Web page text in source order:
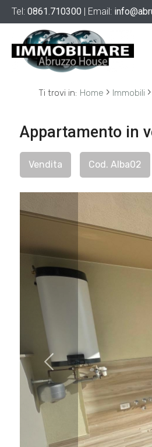
Tel: 0861.710300 | Email:
Ti trovi in: Home › Immobili ›
Appartamento in
Vendita Cod. Alba02
HOME
CHI
SIAMO
IMMOBILI
SERVIZI
CONTATTI
Codice
Contratto
Vendita
Scegli
dove
Provincia
Tipologia
multiscelta